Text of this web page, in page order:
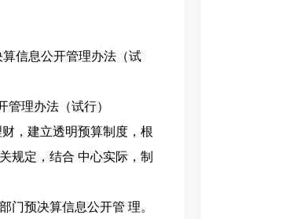
信息公开管理办法（试
理办法（试行）
，建立透明预算制度，根
规定，结合 中心实际，制
门预决算信息公开管 理。